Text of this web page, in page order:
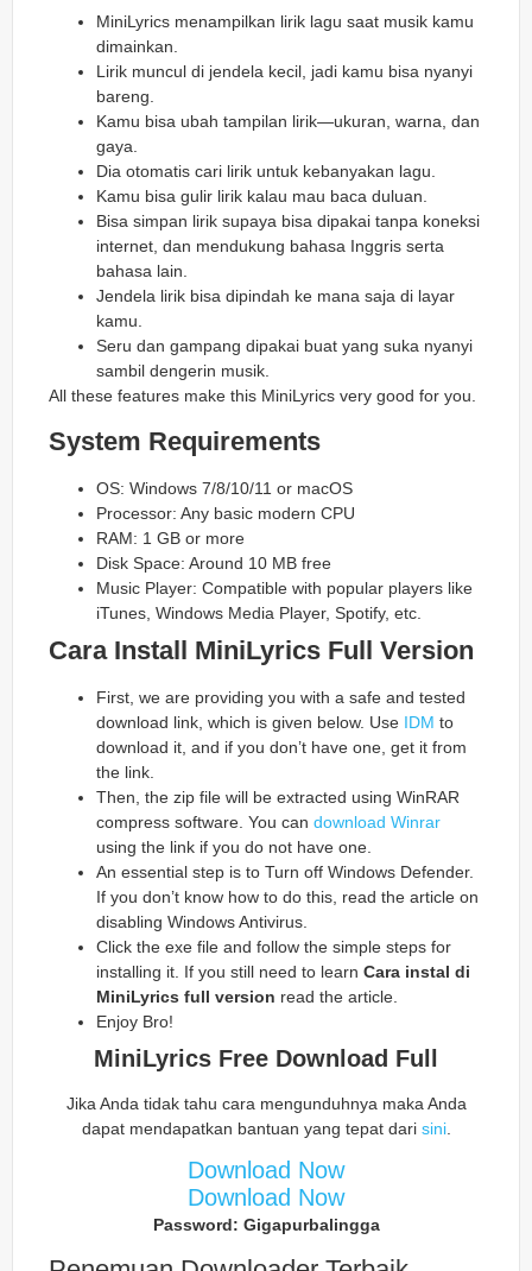
MiniLyrics menampilkan lirik lagu saat musik kamu
dimainkan.
Lirik muncul di jendela kecil, jadi kamu bisa nyanyi
bareng.
Kamu bisa ubah tampilan lirik—ukuran, warna, dan
gaya.
Dia otomatis cari lirik untuk kebanyakan lagu.
Kamu bisa gulir lirik kalau mau baca duluan.
Bisa simpan lirik supaya bisa dipakai tanpa koneksi
internet, dan mendukung bahasa Inggris serta
bahasa lain.
Jendela lirik bisa dipindah ke mana saja di layar
kamu.
Seru dan gampang dipakai buat yang suka nyanyi
sambil dengerin musik.
All these features make this MiniLyrics very good for you.
System Requirements
OS: Windows 7/8/10/11 or macOS
Processor: Any basic modern CPU
RAM: 1 GB or more
Disk Space: Around 10 MB free
Music Player: Compatible with popular players like
iTunes, Windows Media Player, Spotify, etc.
Cara Install MiniLyrics Full Version
First, we are providing you with a safe and tested
download link, which is given below. Use IDM to
download it, and if you don’t have one, get it from
the link.
Then, the zip file will be extracted using WinRAR
compress software. You can download Winrar
using the link if you do not have one.
An essential step is to Turn off Windows Defender.
If you don’t know how to do this, read the article on
disabling Windows Antivirus.
Click the exe file and follow the simple steps for
installing it. If you still need to learn Cara instal di
MiniLyrics full version read the article.
Enjoy Bro!
MiniLyrics Free Download Full
Jika Anda tidak tahu cara mengunduhnya maka Anda
dapat mendapatkan bantuan yang tepat dari sini.
Download Now
Download Now
Password: Gigapurbalingga